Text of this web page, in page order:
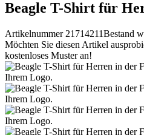
Beagle T-Shirt für
Artikelnummer 21714211Bestand
Möchten Sie diesen Artikel
kostenloses Muster an!